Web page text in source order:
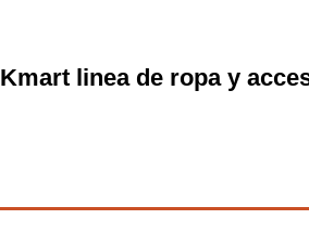
linea de ropa y